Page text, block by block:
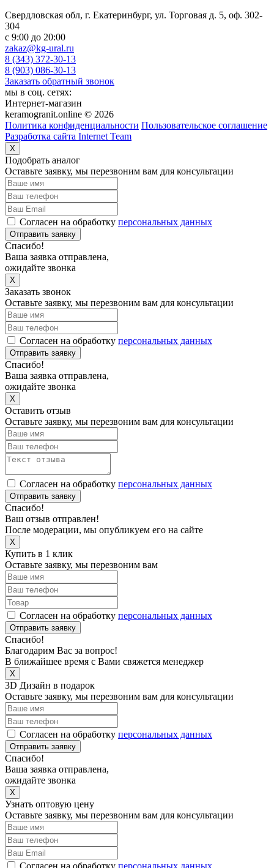
Свердловская обл, г. Екатеринбург, ул. Торговая д. 5, оф. 302-
304
c 9:00 до 20:00
zakaz@kg-ural.ru
8 (343) 372-30-13
8 (903) 086-30-13
Заказать обратный звонок
мы в соц. сетях:
Интернет-магазин
keramogranit.online © 2026
Политика конфиденциальности Пользовательское соглашение
Разработка сайта Internet Team
X
Подобрать аналог
Оставьте заявку, мы перезвоним вам для консультации
Согласен на обработку персональных данных
Отправить заявку
Спасибо!
Ваша заявка отправлена,
ожидайте звонка
X
Заказать звонок
Оставьте заявку, мы перезвоним вам для консультации
Согласен на обработку персональных данных
Отправить заявку
Спасибо!
Ваша заявка отправлена,
ожидайте звонка
X
Оставить отзыв
Оставьте заявку, мы перезвоним вам для консультации
Согласен на обработку персональных данных
Отправить заявку
Спасибо!
Ваш отзыв отправлен!
После модерации, мы опубликуем его на сайте
X
Купить в 1 клик
Оставьте заявку, мы перезвоним вам
Согласен на обработку персональных данных
Отправить заявку
Спасибо!
Благодарим Вас за вопрос!
В ближайшее время с Вами свяжется менеджер
X
3D Дизайн в подарок
Оставьте заявку, мы перезвоним вам для консультации
Согласен на обработку персональных данных
Отправить заявку
Спасибо!
Ваша заявка отправлена,
ожидайте звонка
X
Узнать оптовую цену
Оставьте заявку, мы перезвоним вам для консультации
Согласен на обработку персональных данных